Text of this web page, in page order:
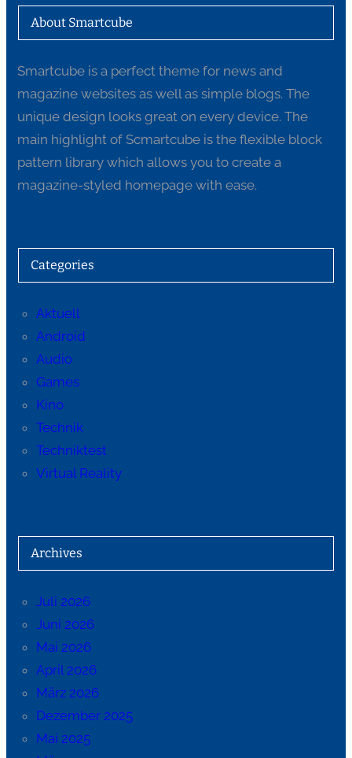
About Smartcube
Smartcube is a perfect theme for news and
magazine websites as well as simple blogs. The
unique design looks great on every device. The
main highlight of Scmartcube is the flexible block
pattern library which allows you to create a
magazine-styled homepage with ease.
Categories
Aktuell
Android
Audio
Games
Kino
Technik
Techniktest
Virtual Reality
Archives
Juli 2026
Juni 2026
Mai 2026
April 2026
März 2026
Dezember 2025
Mai 2025